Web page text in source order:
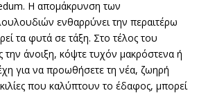
Η απομάκρυνση των
ενθαρρύνει την περαιτέρω
τα φυτά σε τάξη. Στο τέλος του
άνοιξη, κόψτε τυχόν μακρόστενα ή
για να προωθήσετε τη νέα, ζωηρή
που καλύπτουν το έδαφος, μπορεί